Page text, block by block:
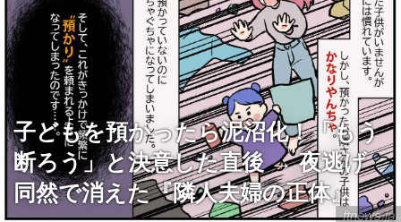
ftnews.jp
子どもを預かったら泥沼化！「もう
断ろう」と決意した直後 → 夜逃げ
同然で消えた『隣人夫婦の正体』